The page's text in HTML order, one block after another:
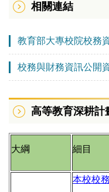
相關連結
教育部大專校院校務
校務與財務資訊公開
高等教育深耕計
大綱 細目
本校校